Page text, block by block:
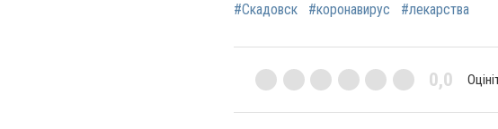
#Скадовск #коронавирус #лекарства
0,0